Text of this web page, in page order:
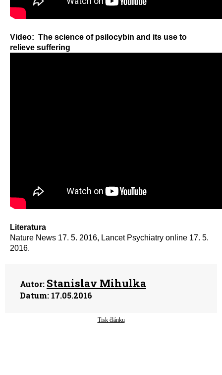
Video: The science of psilocybin and its use to
relieve suffering
Literatura
Nature News 17. 5. 2016, Lancet Psychiatry online 17. 5.
2016.
Autor: Stanislav Mihulka
Datum: 17.05.2016
Tisk článku